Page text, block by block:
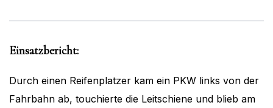
Einsatzbericht:
Durch einen Reifenplatzer kam ein PKW links von der
Fahrbahn ab, touchierte die Leitschiene und blieb am